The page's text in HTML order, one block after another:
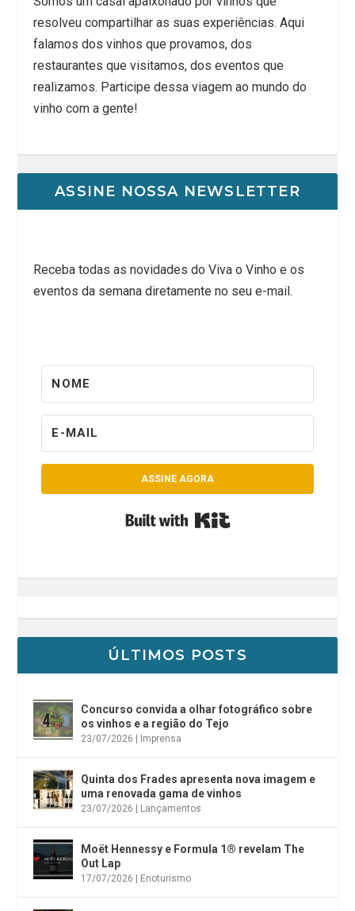
resolveu compartilhar as suas experiências. Aqui
falamos dos vinhos que provamos, dos
restaurantes que visitamos, dos eventos que
realizamos. Participe dessa viagem ao mundo do
vinho com a gente!
ASSINE NOSSA NEWSLETTER
Receba todas as novidades do Viva o Vinho e os
eventos da semana diretamente no seu e-mail.
ASSINE AGORA
ÚLTIMOS POSTS
Concurso convida a olhar fotográfico sobre
os vinhos e a região do Tejo
23/07/2026 | Imprensa
Quinta dos Frades apresenta nova imagem e
uma renovada gama de vinhos
23/07/2026 | Lançamentos
Moët Hennessy e Formula 1® revelam The
Out Lap
17/07/2026 | Enoturismo